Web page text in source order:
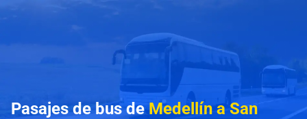
Pasajes de bus deMedellín a San